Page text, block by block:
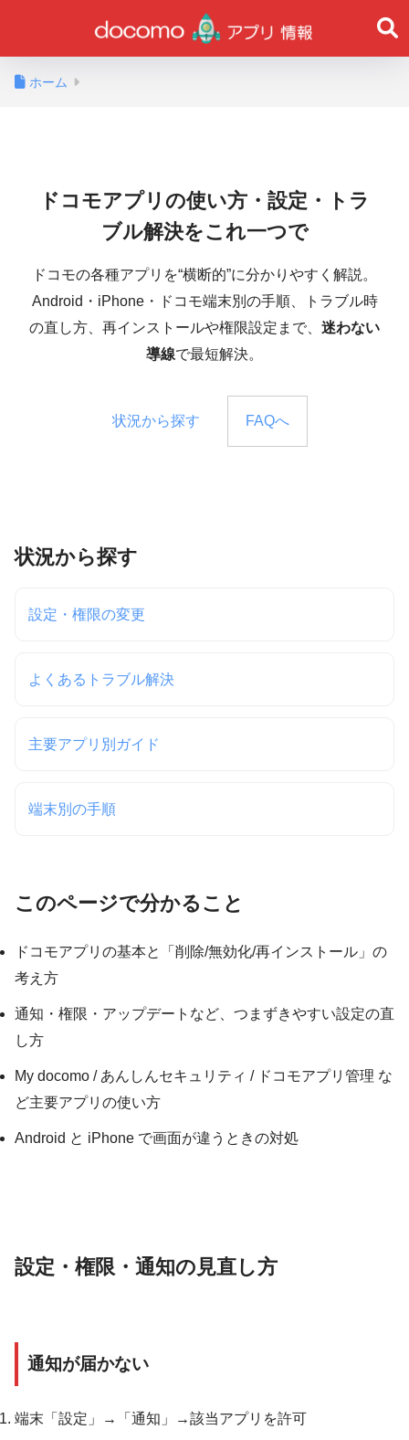
ホーム
ドコモアプリの使い方・設定・トラ
ブル解決をこれ一つで
ドコモの各種アプリを“横断的”に分かりやすく解説。
Android・iPhone・ドコモ端末別の手順、トラブル時
の直し方、再インストールや権限設定まで、 迷わない
導線で最短解決。
状況から探す FAQへ
状況から探す
設定・権限の変更
よくあるトラブル解決
主要アプリ別ガイド
端末別の手順
このページで分かること
ドコモアプリの基本と「削除/無効化/再インストール」の
考え方
通知・権限・アップデートなど、つまずきやすい設定の直
し方
My docomo / あんしんセキュリティ / ドコモアプリ管理 な
ど主要アプリの使い方
Android と iPhone で画面が違うときの対処
設定・権限・通知の見直し方
通知が届かない
端末「設定」→「通知」→該当アプリを許可